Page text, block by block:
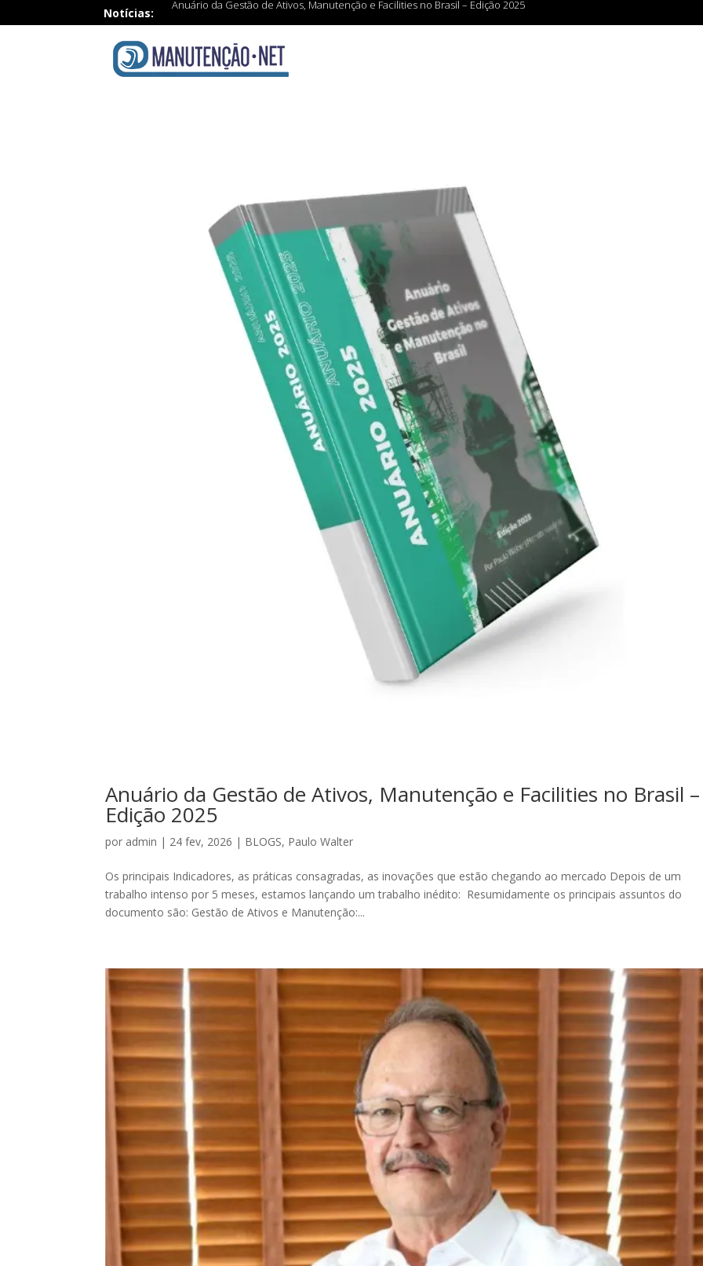
Notícias:
Anuário da Gestão de Ativos, Manutenção e Facilities no Brasil – Edição 2025
Anuário da Gestão de Ativos, Manutenção e Facilities no Brasil –
Edição 2025
por admin | 24 fev, 2026 | BLOGS, Paulo Walter
Os principais Indicadores, as práticas consagradas, as inovações que estão chegando ao mercado Depois de um
trabalho intenso por 5 meses, estamos lançando um trabalho inédito: Resumidamente os principais assuntos do
documento são: Gestão de Ativos e Manutenção:...